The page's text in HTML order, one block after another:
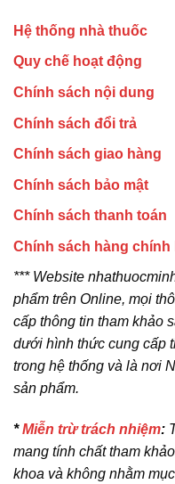
Hệ thống nhà thuốc
Quy chế hoạt động
Chính sách nội dung
Chính sách đổi trả
Chính sách giao hàng
Chính sách bảo mật
Chính sách thanh toán
Chính sách hàng chính
*** Website
phẩm trên Online, mọi
cấp thông tin tham khảo
dưới hình thức cung cấp
trong hệ thống và là nơi
sản phẩm.
*Miễn trừ trách nhiệm:
mang tính chất tham
khoa và không nhằm